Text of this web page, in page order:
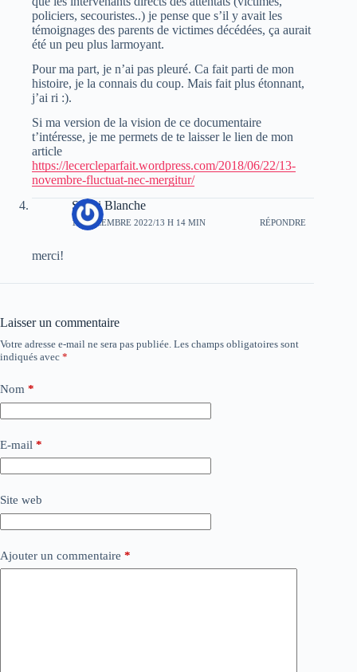
policiers, secouristes..) je pense que s’il y avait les
témoignages des parents de victimes décédées, ça aurait
été un peu plus larmoyant.
Pour ma part, je n’ai pas pleuré. Ca fait parti de mon
histoire, je la connais du coup. Mais fait plus étonnant,
j’ai ri :).
Si ma version de la vision de ce documentaire
t’intéresse, je me permets de te laisser le lien de mon
article
https://lecercleparfait.wordpress.com/2018/06/22/13-
novembre-fluctuat-nec-mergitur/
Sophi Blanche
12 DÉCEMBRE 2022/13 H 14 MIN RÉPONDRE
merci!
Laisser un commentaire
Votre adresse e-mail ne sera pas publiée. Les champs obligatoires sont
indiqués avec *
Nom *
E-mail *
Site web
Ajouter un commentaire *